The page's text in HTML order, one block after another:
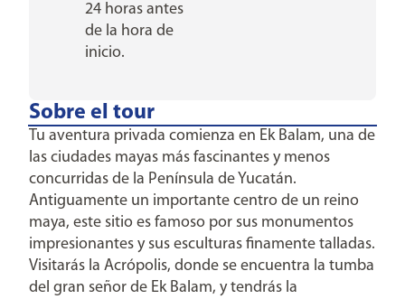
24 horas antes
de la hora de
inicio.
Sobre el tour
Tu aventura privada comienza en Ek Balam, una de
las ciudades mayas más fascinantes y menos
concurridas de la Península de Yucatán.
Antiguamente un importante centro de un reino
maya, este sitio es famoso por sus monumentos
impresionantes y sus esculturas finamente talladas.
Visitarás la Acrópolis, donde se encuentra la tumba
del gran señor de Ek Balam, y tendrás la